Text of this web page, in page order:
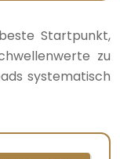
Startpunkt,
zu
systematisch